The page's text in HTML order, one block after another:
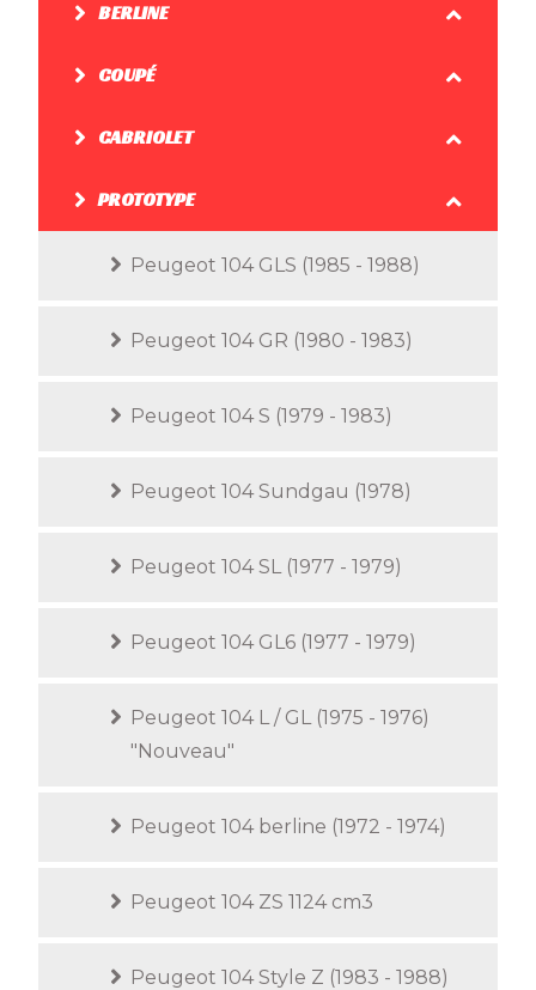
BERLINE
COUPÉ
CABRIOLET
PROTOTYPE
Peugeot 104 GLS (1985 - 1988)
Peugeot 104 GR (1980 - 1983)
Peugeot 104 S (1979 - 1983)
Peugeot 104 Sundgau (1978)
Peugeot 104 SL (1977 - 1979)
Peugeot 104 GL6 (1977 - 1979)
Peugeot 104 L / GL (1975 - 1976)
"Nouveau"
Peugeot 104 berline (1972 - 1974)
Peugeot 104 ZS 1124 cm3
Peugeot 104 Style Z (1983 - 1988)